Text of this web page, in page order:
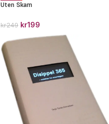
Uten Skam
kr249 kr199